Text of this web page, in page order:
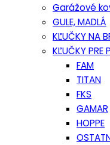
Garážové
GULE, MADLÁ
KĽUČKY NA
KĽUČKY PRE
FAM
TITAN
FKS
GAMAR
HOPPE